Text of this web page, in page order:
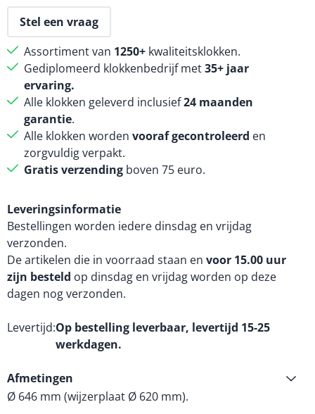
Stel een vraag
Assortiment van 1250+ kwaliteitsklokken.
Gediplomeerd klokkenbedrijf met35+ jaar
ervaring.
Alle klokken geleverd inclusief24 maanden
garantie.
Alle klokken worden vooraf gecontroleerd en
zorgvuldig verpakt.
Gratis verzending boven 75 euro.
Leveringsinformatie
Bestellingen worden iedere dinsdag en vrijdag
verzonden.
De artikelen die in voorraad staan en voor 15.00 uur
zijn besteld op dinsdag en vrijdag worden op deze
dagen nog verzonden.
Levertijd Op bestelling leverbaar, levertijd 15-25
werkdagen.
Afmetingen
Ø 646 mm (wijzerplaat Ø 620 mm).